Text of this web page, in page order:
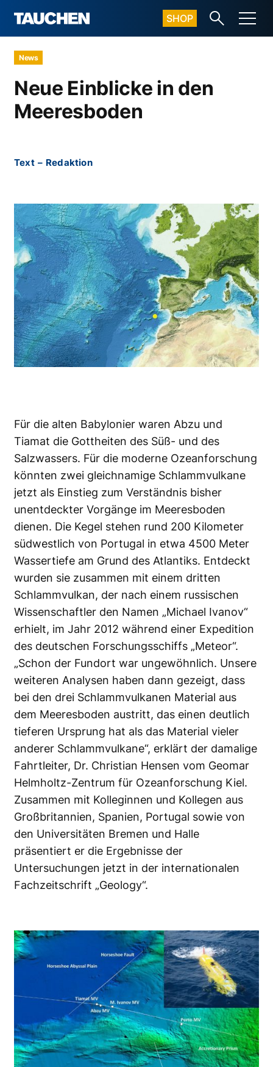
SHOP
News
Neue Einblicke in den
Meeresboden
Text – Redaktion
Für die alten Babylonier waren Abzu und
Tiamat die Gottheiten des Süß- und des
Salzwassers. Für die moderne Ozeanforschung
könnten zwei gleichnamige Schlammvulkane
jetzt als Einstieg zum Verständnis bisher
unentdeckter Vorgänge im Meeresboden
dienen. Die Kegel stehen rund 200 Kilometer
südwestlich von Portugal in etwa 4500 Meter
Wassertiefe am Grund des Atlantiks. Entdeckt
wurden sie zusammen mit einem dritten
Schlammvulkan, der nach einem russischen
Wissenschaftler den Namen „Michael Ivanov“
erhielt, im Jahr 2012 während einer Expedition
des deutschen Forschungsschiffs „Meteor“.
„Schon der Fundort war ungewöhnlich. Unsere
weiteren Analysen haben dann gezeigt, dass
bei den drei Schlammvulkanen Material aus
dem Meeresboden austritt, das einen deutlich
tieferen Ursprung hat als das Material vieler
anderer Schlammvulkane“, erklärt der damalige
Fahrtleiter, Dr. Christian Hensen vom Geomar
Helmholtz-Zentrum für Ozeanforschung Kiel.
Zusammen mit Kolleginnen und Kollegen aus
Großbritannien, Spanien, Portugal sowie von
den Universitäten Bremen und Halle
präsentiert er die Ergebnisse der
Untersuchungen jetzt in der internationalen
Fachzeitschrift „Geology“.